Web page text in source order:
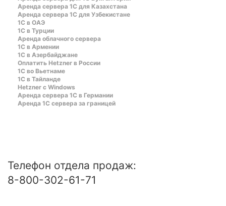
Аренда сервера 1С для Казахстана
Аренда сервера 1С для Узбекистане
1C в ОАЭ
1C в Турции
Аренда облачного сервера
1С в Армении
1С в Азербайджане
Оплатить Hetzner в России
1С во Вьетнаме
1С в Тайланде
Hetzner c Windows
Аренда сервера 1С в Германии
Аренда 1С сервера за границей
Телефон отдела продаж:
8-800-302-61-71